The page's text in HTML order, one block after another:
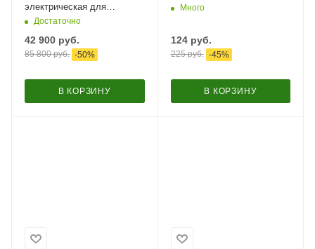
электрическая для
измельчения зерна / в
Достаточно
42 900 руб.
85 800руб. -50%
В КОРЗИНУ
Много
124руб.
225руб. -45%
В КОРЗИНУ